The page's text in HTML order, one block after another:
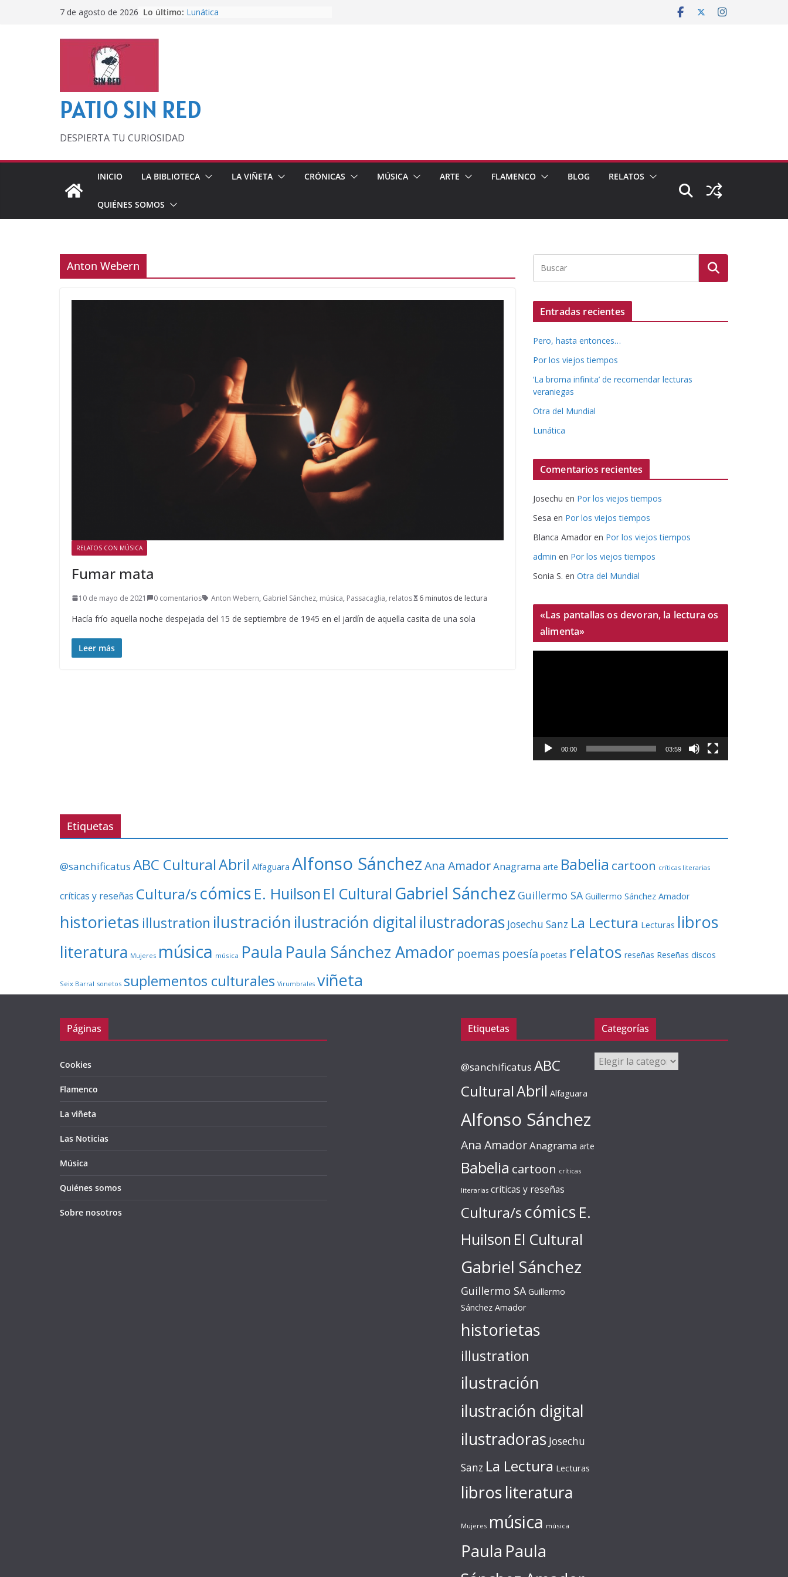
7 de agosto de 2026 Lo último: Lunática
PATIO SIN RED
DESPIERTA TU CURIOSIDAD
INICIO LA BIBLIOTECA LA VIÑETA CRÓNICAS MÚSICA ARTE FLAMENCO BLOG RELATOS
QUIÉNES SOMOS
Anton Webern
RELATOS CON MÚSICA
Fumar mata
10 de mayo de 2021 0 comentarios Anton Webern, Gabriel Sánchez, música, Passacaglia, relatos 6 minutos de lectura
Hacía frío aquella noche despejada del 15 de septiembre de 1945 en el jardín de aquella casita de una sola
Leer más
Entradas recientes
Pero, hasta entonces…
Por los viejos tiempos
‘La broma infinita’ de recomendar lecturas
veraniegas
Otra del Mundial
Lunática
Comentarios recientes
Josechu en Por los viejos tiempos
Sesa en Por los viejos tiempos
Blanca Amador en Por los viejos tiempos
admin en Por los viejos tiempos
Sonia S. en Otra del Mundial
«Las pantallas os devoran, la lectura os
alimenta»
c
í
e
00:00 03:59
Etiquetas
@sanchificatus ABC CulturalAbril Alfaguara Alfonso SánchezAna AmadorAnagrama arte Babelia cartoon críticas literarias
críticas y reseñas Cultura/s cómics E. Huilson El Cultural Gabriel Sánchez Guillermo SA Guillermo Sánchez Amador
historietas illustration ilustración ilustración digital ilustradoras Josechu Sanz La Lectura Lecturas libros
literatura Mujeres música música Paula Paula Sánchez Amador poemas poesía poetas relatos reseñas Reseñas discos
Seix Barral sonetos suplementos culturales Virumbrales viñeta
Páginas
Cookies
Flamenco
La viñeta
Las Noticias
Música
Quiénes somos
Sobre nosotros
Etiquetas
@sanchificatus ABC
CulturalAbril Alfaguara
Alfonso Sánchez
Ana AmadorAnagrama arte
Babelia cartoon críticas
literarias críticas y reseñas
Cultura/s cómics E.
Huilson El Cultural
Gabriel Sánchez
Guillermo SA Guillermo
Sánchez Amador
historietas
illustration
ilustración
ilustración digital
ilustradoras Josechu
Sanz La Lectura Lecturas
librosliteratura
Mujeres música música
Paula Paula
Categorías
Categorías